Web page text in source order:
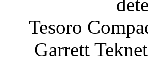
Tesoro
Garrett